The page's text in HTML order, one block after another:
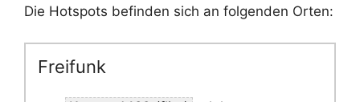
Die Hotspots befinden sich an folgenden Orten:
Freifunk